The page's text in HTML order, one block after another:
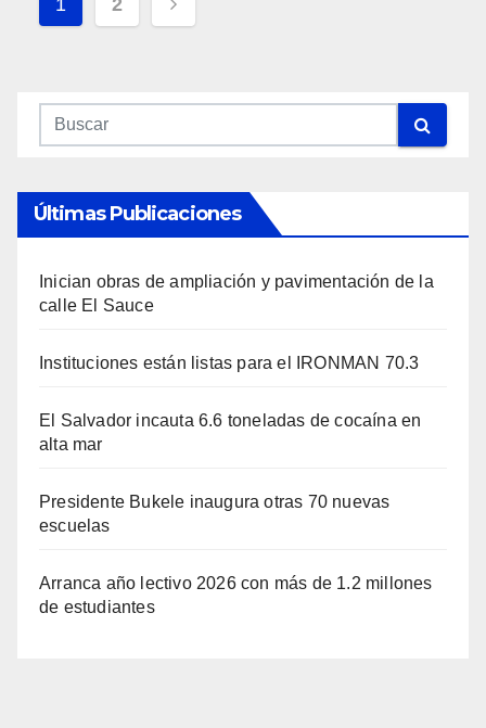
De
1 2
Últimas Publicaciones
Inician obras de ampliación y pavimentación de la
calle El Sauce
Instituciones están listas para el IRONMAN 70.3
El Salvador incauta 6.6 toneladas de cocaína en
alta mar
Presidente Bukele inaugura otras 70 nuevas
escuelas
Arranca año lectivo 2026 con más de 1.2 millones
de estudiantes